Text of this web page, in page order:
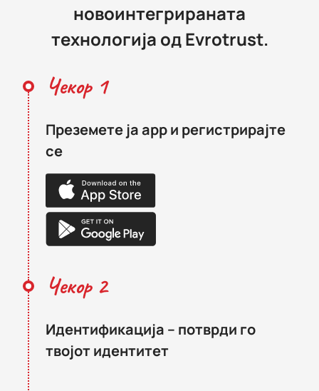
новоинтегрираната
технологија од Evrotrust.
Чекор 1
Преземете ја app и регистрирајте
се
Чекор 2
Идентификација – потврди го
твојот идентитет